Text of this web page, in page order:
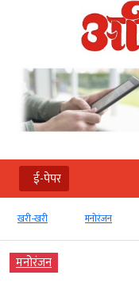
ई-पेपर
खरी-खरी मनोरंजन
मनोरंजन